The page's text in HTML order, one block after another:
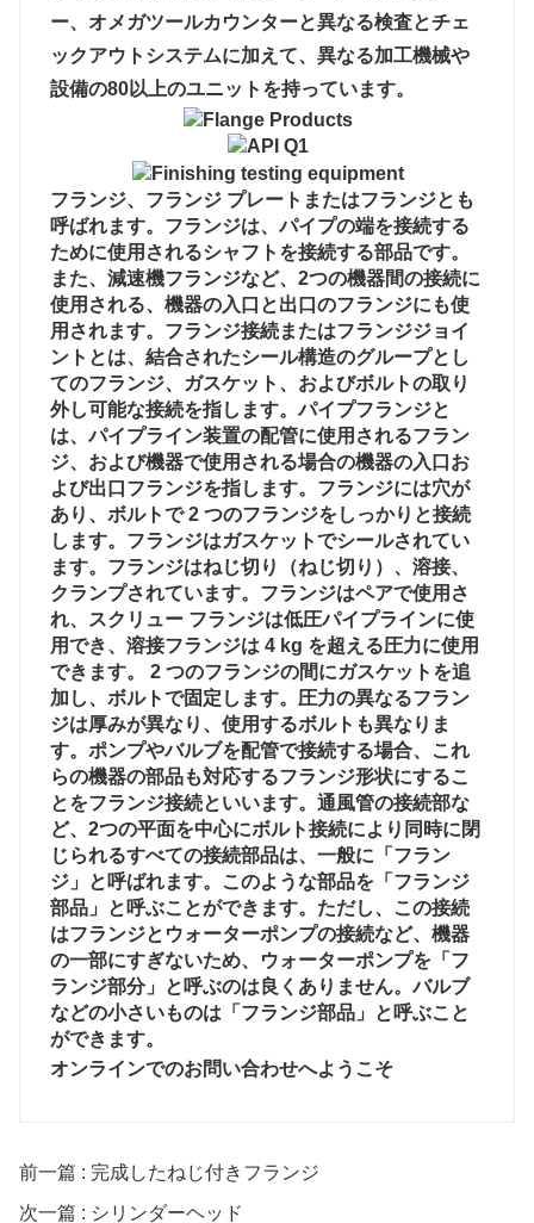
ー、オメガツールカウンターと異なる検査とチェ
ックアウトシステムに加えて、異なる加工機械や
設備の80以上のユニットを持っています。
フランジ、フランジ プレートまたはフランジとも
呼ばれます。フランジは、パイプの端を接続する
ために使用されるシャフトを接続する部品です。
また、減速機フランジなど、2つの機器間の接続に
使用される、機器の入口と出口のフランジにも使
用されます。フランジ接続またはフランジジョイ
ントとは、結合されたシール構造のグループとし
てのフランジ、ガスケット、およびボルトの取り
外し可能な接続を指します。パイプフランジと
は、パイプライン装置の配管に使用されるフラン
ジ、および機器で使用される場合の機器の入口お
よび出口フランジを指します。フランジには穴が
あり、ボルトで 2 つのフランジをしっかりと接続
します。フランジはガスケットでシールされてい
ます。フランジはねじ切り（ねじ切り）、溶接、
クランプされています。フランジはペアで使用さ
れ、スクリュー フランジは低圧パイプラインに使
用でき、溶接フランジは 4 kg を超える圧力に使用
できます。 2 つのフランジの間にガスケットを追
加し、ボルトで固定します。圧力の異なるフラン
ジは厚みが異なり、使用するボルトも異なりま
す。ポンプやバルブを配管で接続する場合、これ
らの機器の部品も対応するフランジ形状にするこ
とをフランジ接続といいます。通風管の接続部な
ど、2つの平面を中心にボルト接続により同時に閉
じられるすべての接続部品は、一般に「フラン
ジ」と呼ばれます。このような部品を「フランジ
部品」と呼ぶことができます。ただし、この接続
はフランジとウォーターポンプの接続など、機器
の一部にすぎないため、ウォーターポンプを「フ
ランジ部分」と呼ぶのは良くありません。バルブ
などの小さいものは「フランジ部品」と呼ぶこと
ができます。
オンラインでのお問い合わせへようこそ
前一篇 : 完成したねじ付きフランジ
次一篇 : シリンダーヘッド